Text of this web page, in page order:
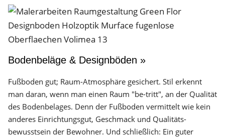
Bodenbeläge & Designböden »
Fußboden gut; Raum-Atmosphäre gesichert. Stil erkennt
man daran, wenn man einen Raum "be-tritt", an der Qualität
des Boden­belages. Denn der Fuß­boden vermittelt wie kein
anderes Einrichtungs­gut, Geschmack und Qualitäts­
bewusstsein der Bewohner. Und schließlich: Ein guter